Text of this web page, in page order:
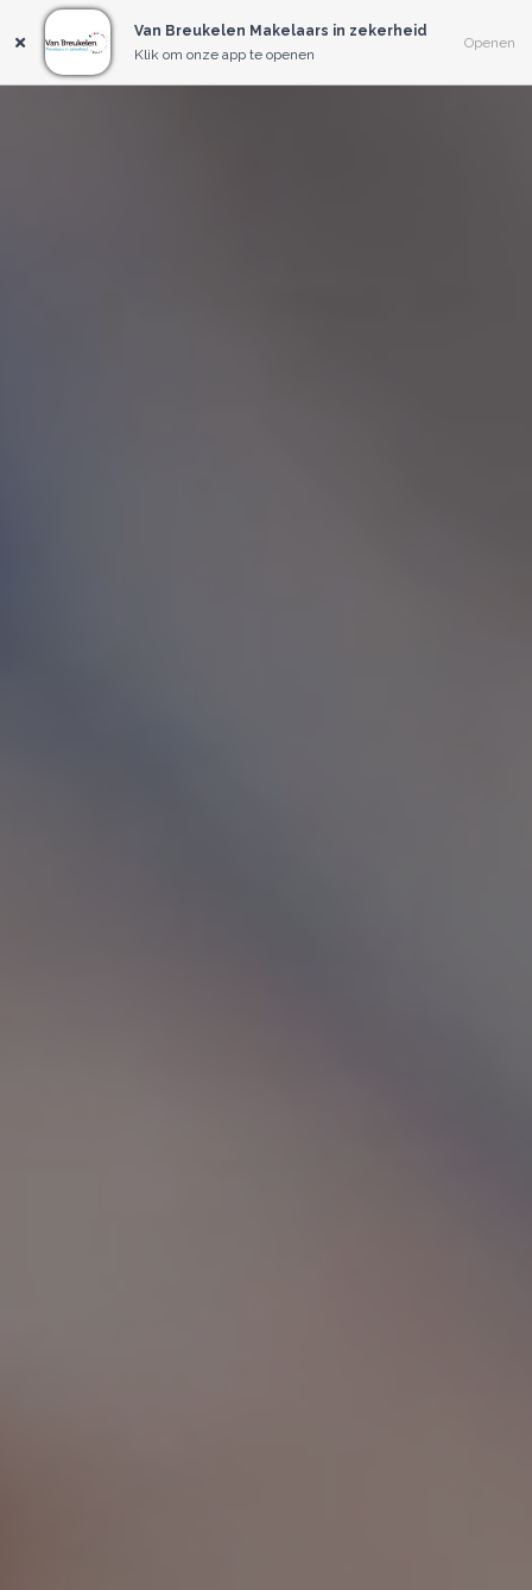
Van Breukelen Makelaars in zekerheid
Klik om onze app te openen
Openen